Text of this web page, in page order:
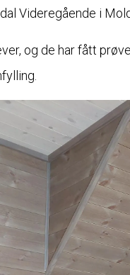
Videregående i
og de har fått